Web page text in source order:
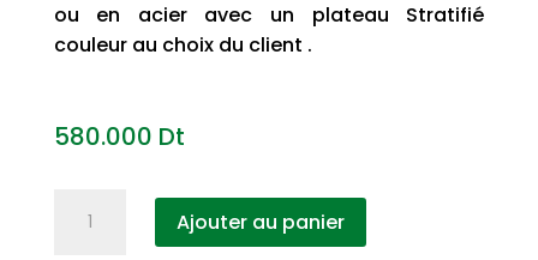
ou en acier avec un plateau Stratifié
couleur au choix du client .
580.000 Dt
Ajouter au panier